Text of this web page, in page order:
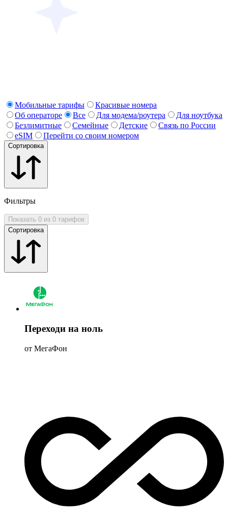
Мобильные тарифы
Красивые номера
Об операторе
Все Для модема/роутера
Для ноутбука
Безлимитные
Семейные Детские
Связь по России
eSIM
Перейти со своим номером
Сортировка
Фильтры
Показать 0 из 0 тарифов
Сортировка
Переходи на ноль
от МегаФон